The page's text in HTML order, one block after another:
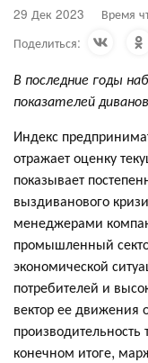
29 Дек 2023 Время
Поделиться:
В последние годы
показателей
Индекс
отражает оценку
показывает
выздиванового
менеджерами
промышленный
экономической
потребителей и
вектор ее движения
производительность
конечном итоге,